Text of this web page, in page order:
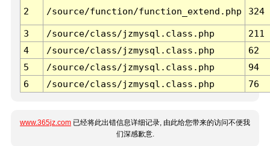
2 /source/function/function_extend.php 324
3 /source/class/jzmysql.class.php
211
4
/source/class/jzmysql.class.php
62
5
/source/class/jzmysql.class.php
94
6
/source/class/jzmysql.class.php 76
www.365jz.com 已经将此出错信息详细记录, 由此给您带来的访问不便我
们深感歉意.